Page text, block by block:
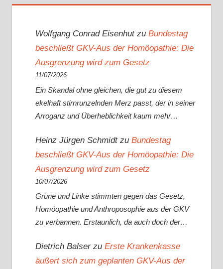
Wolfgang Conrad Eisenhutzu Bundestag
beschließt GKV-Aus der Homöopathie: Die
Ausgrenzung wird zum Gesetz
11/07/2026
Ein Skandal ohne gleichen, die gut zu diesem
ekelhaft stirnrunzelnden Merz passt, der in seiner
Arroganz und Überheblichkeit kaum mehr…
Heinz Jürgen Schmidtzu Bundestag
beschließt GKV-Aus der Homöopathie: Die
Ausgrenzung wird zum Gesetz
10/07/2026
Grüne und Linke stimmten gegen das Gesetz,
Homöopathie und Anthroposophie aus der GKV
zu verbannen. Erstaunlich, da auch doch der…
Dietrich Balserzu Erste Krankenkasse
äußert sich zum geplanten GKV-Aus der